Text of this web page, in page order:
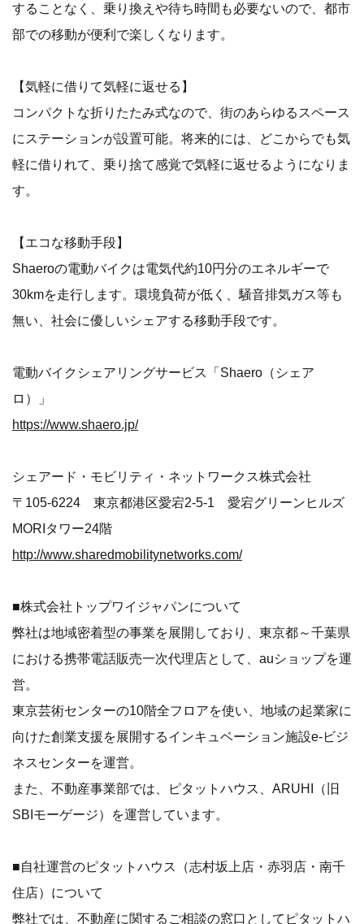
することなく、乗り換えや待ち時間も必要ないので、都市
部での移動が便利で楽しくなります。
【気軽に借りて気軽に返せる】
コンパクトな折りたたみ式なので、街のあらゆるスペース
にステーションが設置可能。将来的には、どこからでも気
軽に借りれて、乗り捨て感覚で気軽に返せるようになりま
す。
【エコな移動手段】
Shaeroの電動バイクは電気代約10円分のエネルギーで
30kmを走行します。環境負荷が低く、騒音排気ガス等も
無い、社会に優しいシェアする移動手段です。
電動バイクシェアリングサービス「Shaero（シェア
ロ）」
https://www.shaero.jp/
シェアード・モビリティ・ネットワークス株式会社
〒105-6224 東京都港区愛宕2-5-1 愛宕グリーンヒルズ
MORIタワー24階
http://www.sharedmobilitynetworks.com/
■株式会社トップワイジャパンについて
弊社は地域密着型の事業を展開しており、東京都～千葉県
における携帯電話販売一次代理店として、auショップを運
営。
東京芸術センターの10階全フロアを使い、地域の起業家に
向けた創業支援を展開するインキュベーション施設e-ビジ
ネスセンターを運営。
また、不動産事業部では、ピタットハウス、ARUHI（旧
SBIモーゲージ）を運営しています。
■自社運営のピタットハウス（志村坂上店・赤羽店・南千
住店）について
弊社では、不動産に関するご相談の窓口としてピタットハ